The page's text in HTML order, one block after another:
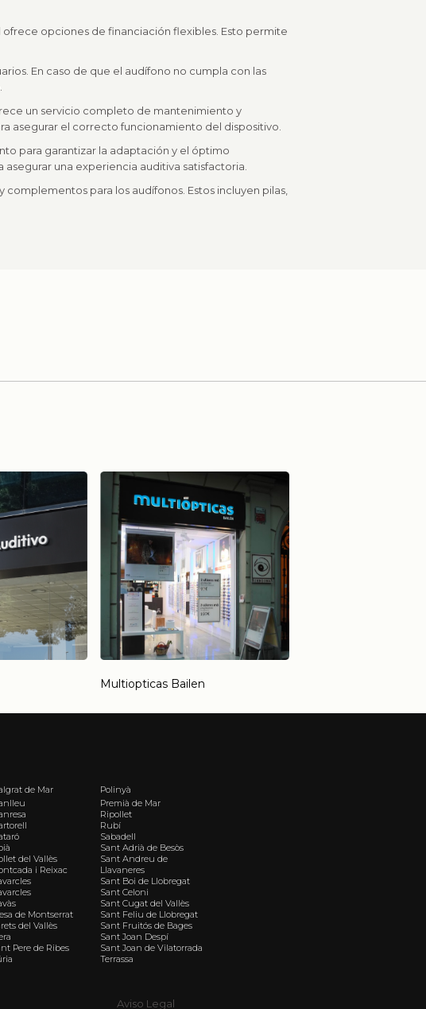
ofrece opciones de financiación flexibles. Esto permite
En caso de que el audífono no cumpla con las
un servicio completo de mantenimiento y
asegurar el correcto funcionamiento del dispositivo.
para garantizar la adaptación y el óptimo
una experiencia auditiva satisfactoria.
para los audífonos. Estos incluyen pilas,
Multiopticas Bailen
de Mar
del Vallès
i Reixac
de Montserrat
del Vallès
Pere de Ribes
Polinyà
Premià de Mar
Ripollet
Rubí
Sabadell
Sant Adrià de Besòs
Sant Andreu de
Llavaneres
Sant Boi de Llobregat
Sant Celoni
Sant Cugat del Vallès
Sant Feliu de Llobregat
Sant Fruitós de Bages
Sant Joan Despí
Sant Joan de Vilatorrada
Terrassa
Aviso Legal